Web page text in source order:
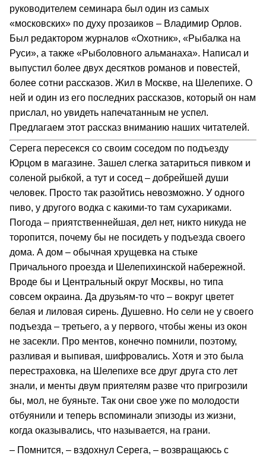
руководителем семинара был один из самых
«московских» по духу прозаиков – Владимир Орлов.
Был редактором журналов «Охотник», «Рыбалка на
Руси», а также «Рыболовного альманаха». Написал и
выпустил более двух десятков романов и повестей,
более сотни рассказов. Жил в Москве, на Шелепихе. О
ней и один из его последних рассказов, который он нам
прислал, но увидеть напечатанным не успел.
Предлагаем этот рассказ вниманию наших читателей.
Серега пересекся со своим соседом по подъезду
Юрцом в магазине. Зашел слегка затариться пивком и
соленой рыбкой, а тут и сосед – добрейшей души
человек. Просто так разойтись невозможно. У одного
пиво, у другого водка с какими-то там сухариками.
Погода – приятственнейшая, дел нет, никто никуда не
торопится, почему бы не посидеть у подъезда своего
дома. А дом – обычная хрущевка на стыке
Причального проезда и Шелепихинской набережной.
Вроде бы и Центральный округ Москвы, но типа
совсем окраина. Да друзьям-то что – вокруг цветет
белая и лиловая сирень. Душевно. Но сели не у своего
подъезда – третьего, а у первого, чтобы жены из окон
не засекли. Про ментов, конечно помнили, поэтому,
разливая и выпивая, шифровались. Хотя и это была
перестраховка, на Шелепихе все друг друга сто лет
знали, и менты двум приятелям разве что пригрозили
бы, мол, не буяньте. Так они свое уже по молодости
отбуянили и теперь вспоминали эпизоды из жизни,
когда оказывались, что называется, на грани.
– Помнится, – вздохнул Серега, – возвращаюсь с